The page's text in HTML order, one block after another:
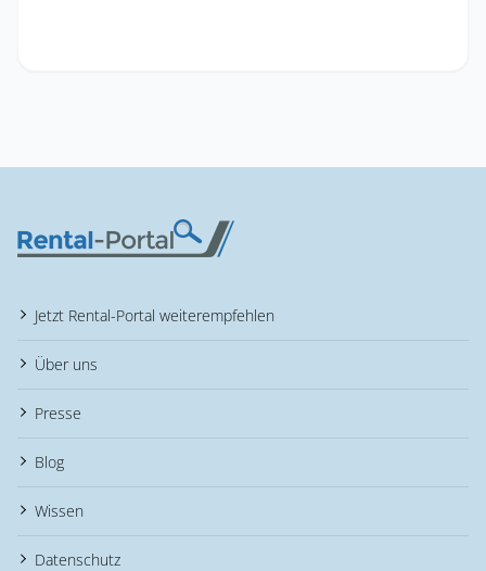
Jetzt Rental-Portal weiterempfehlen
Über uns
Presse
Blog
Wissen
Datenschutz